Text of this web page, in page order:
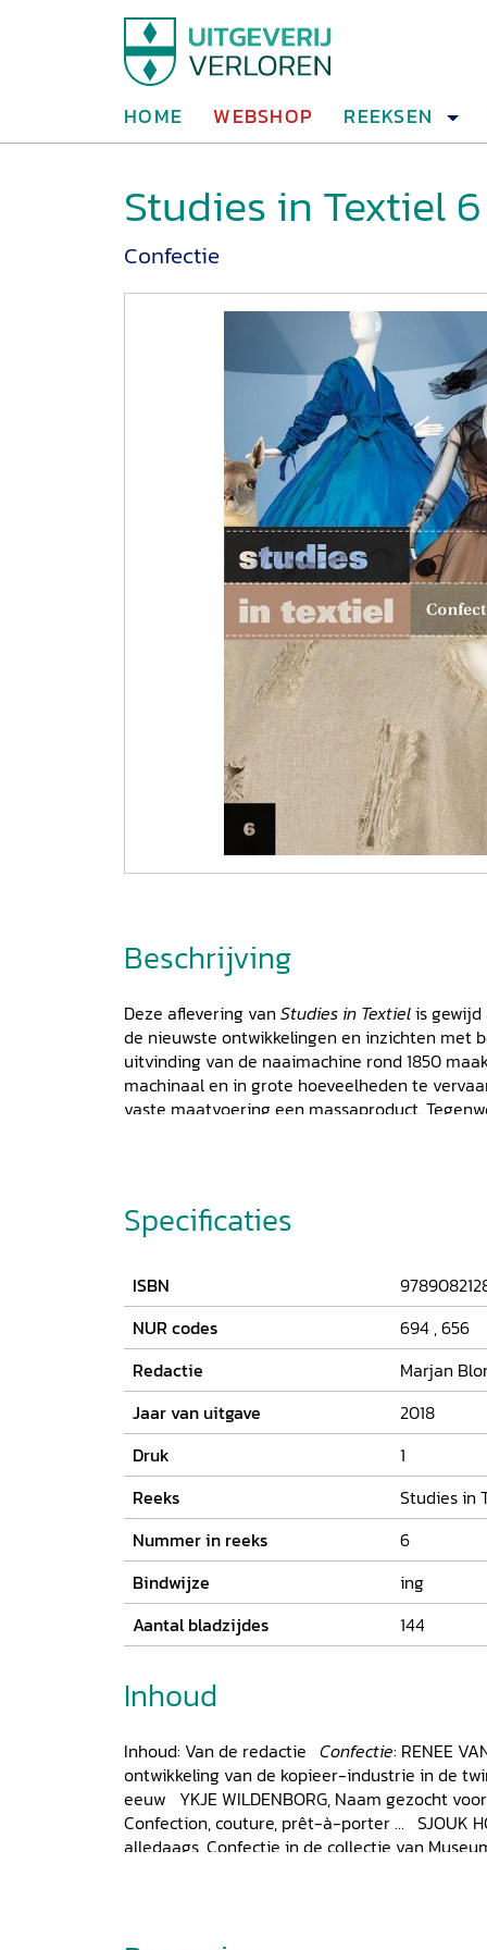
HOME WEBSHOP REEKSEN
Studies in Textiel 6
Confectie
Beschrijving
Deze aflevering van Studies in Textielis gewijd
de nieuwste ontwikkelingen en inzichten met
uitvinding van de naaimachine rond 1850
machinaal en in grote hoeveelheden te
vaste maatvoering een massaproduct.
confectie-industrie wereldwijd
mensen. De keerzijde is dat grootschalige
lagelonenlanden. Gelukkig ontstaan er nu
op duurzaamheid en verbetering van de
Waarom worden deze serieproducten
ze geconserveerd?
Specificaties
ISBN
NUR codes
694 ,656
Redactie
Marjan
Jaar van uitgave
2018
Druk
1
Reeks
Studies in
Nummer in reeks
6
Bindwijze
ing
Aantal bladzijdes
144
Inhoud
Inhoud: Van de redactie Confectie: RENEE
ontwikkeling van de kopieer-industrie in de
eeuw YKJE WILDENBORG, Naam gezocht
Confection, couture, prêt-à-porter … SJOUK
alledaags. Confectie in de collectie van
DUIVENVOORDEN, Biba. Fast fashion uit de
VAN KESTEREN, Mac & Maggie. Confectie
Modemuseum Provincie Antwerpen EVE